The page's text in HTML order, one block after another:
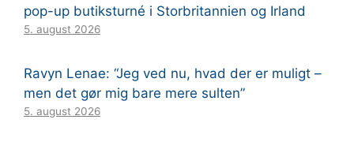
pop-up butiksturné i Storbritannien og Irland
5. august 2026
Ravyn Lenae: “Jeg ved nu, hvad der er muligt –
men det gør mig bare mere sulten”
5. august 2026